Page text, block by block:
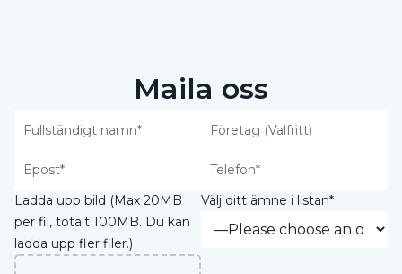
Maila oss
Ladda upp bild (Max 20MB
per fil, totalt 100MB. Du kan
ladda upp fler filer.)
Välj ditt ämne i listan*